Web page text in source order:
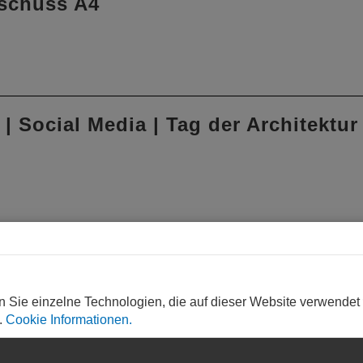
Social Media | Tag der Architektur
| Kammergruppen
Sie einzelne Technologien, die auf dieser Website verwendet
Cookie Informationen.